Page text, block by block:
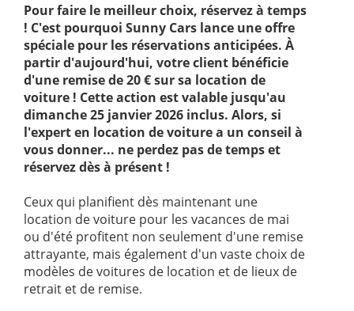
Pour faire le meilleur choix, réservez à temps
! C'est pourquoi Sunny Cars lance une offre
spéciale pour les réservations anticipées. À
partir d'aujourd'hui, votre client bénéficie
d'une remise de 20 € sur sa location de
voiture ! Cette action est valable jusqu'au
dimanche 25 janvier 2026 inclus. Alors, si
l'expert en location de voiture a un conseil à
vous donner... ne perdez pas de temps et
réservez dès à présent !
Ceux qui planifient dès maintenant une
location de voiture pour les vacances de mai
ou d'été profitent non seulement d'une remise
attrayante, mais également d'un vaste choix de
modèles de voitures de location et de lieux de
retrait et de remise.